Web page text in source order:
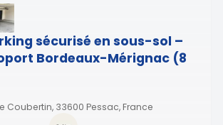
sécurisé en sous-sol –
Bordeaux-Mérignac (8
Coubertin, 33600 Pessac, France